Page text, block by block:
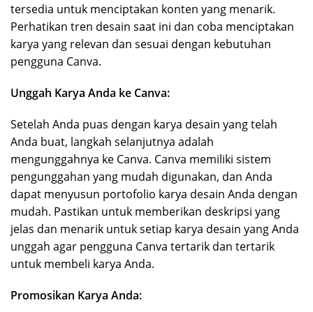
tersedia untuk menciptakan konten yang menarik.
Perhatikan tren desain saat ini dan coba menciptakan
karya yang relevan dan sesuai dengan kebutuhan
pengguna Canva.
Unggah Karya Anda ke Canva:
Setelah Anda puas dengan karya desain yang telah
Anda buat, langkah selanjutnya adalah
mengunggahnya ke Canva. Canva memiliki sistem
pengunggahan yang mudah digunakan, dan Anda
dapat menyusun portofolio karya desain Anda dengan
mudah. Pastikan untuk memberikan deskripsi yang
jelas dan menarik untuk setiap karya desain yang Anda
unggah agar pengguna Canva tertarik dan tertarik
untuk membeli karya Anda.
Promosikan Karya Anda: